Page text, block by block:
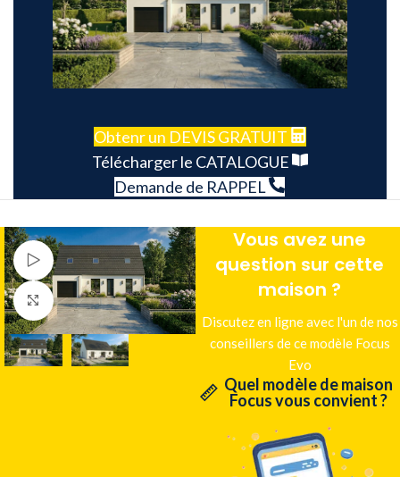
Obtenr un DEVIS GRATUIT
Télécharger le CATALOGUE
Demande de RAPPEL
Voir Vidéo
Agrandir
Vous avez une
question sur cette
maison ?
Discutez en ligne avec l'un de nos
conseillers de ce modèle Focus
Evo
Quel modèle de maison
Focus vous convient ?